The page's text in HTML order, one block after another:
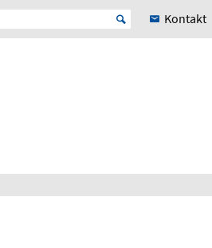
Kontakt